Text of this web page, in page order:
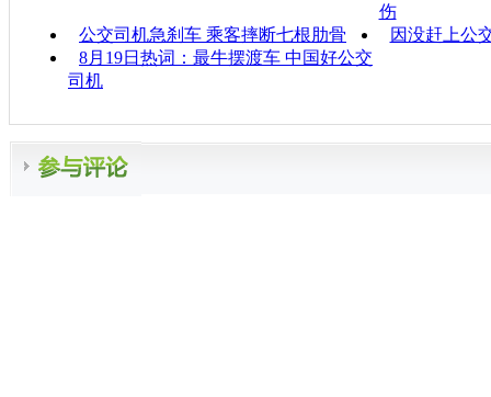
伤
公交司机急刹车 乘客摔断七根肋骨
因没赶上公
8月19日热词：最牛摆渡车 中国好公交
司机